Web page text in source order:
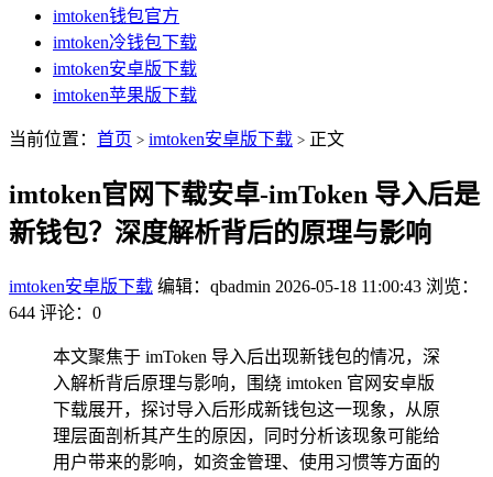
imtoken钱包官方
imtoken冷钱包下载
imtoken安卓版下载
imtoken苹果版下载
当前位置： 首页 > imtoken安卓版下载 > 正文
imtoken官网下载安卓-imToken 导入后是
新钱包？深度解析背后的原理与影响
imtoken安卓版下载 编辑：qbadmin 2026-05-18 11:00:43 浏览：
644 评论：0
本文聚焦于 imToken 导入后出现新钱包的情况，深
入解析背后原理与影响，围绕 imtoken 官网安卓版
下载展开，探讨导入后形成新钱包这一现象，从原
理层面剖析其产生的原因，同时分析该现象可能给
用户带来的影响，如资金管理、使用习惯等方面的